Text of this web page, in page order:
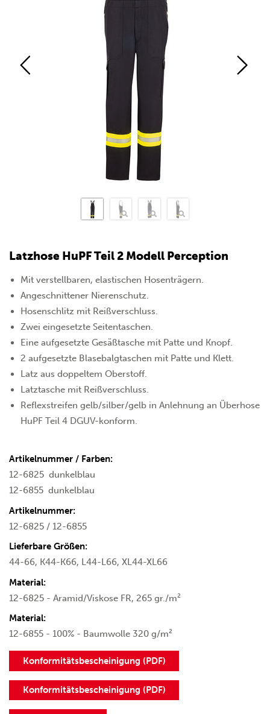
Latzhose HuPF Teil 2 Modell Perception
Mit verstellbaren, elastischen Hosenträgern.
Angeschnittener Nierenschutz.
Hosenschlitz mit Reißverschluss.
Zwei eingesetzte Seitentaschen.
Eine aufgesetzte Gesäßtasche mit Patte und Knopf.
2 aufgesetzte Blasebalgtaschen mit Patte und Klett.
Latz aus doppeltem Oberstoff.
Latztasche mit Reißverschluss.
Reflexstreifen gelb/silber/gelb in Anlehnung an Überhose
HuPF Teil 4 DGUV-konform.
Artikelnummer / Farben:
12-6825 dunkelblau
12-6855 dunkelblau
Artikelnummer:
12-6825 / 12-6855
Lieferbare Größen:
44-66, K44-K66, L44-L66, XL44-XL66
Material:
12-6825 - Aramid/Viskose FR, 265 gr./m²
Material:
12-6855 - 100% - Baumwolle 320 g/m²
Konformitätsbescheinigung (PDF)
Konformitätsbescheinigung (PDF)